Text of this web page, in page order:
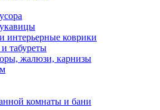
интерьерные коврики
табуреты
жалюзи, карнизы
комнаты и бани